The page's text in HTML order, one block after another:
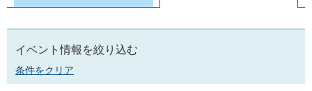
イベント情報を絞り込む
条件をクリア